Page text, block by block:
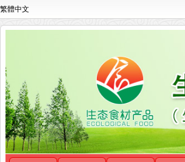
繁體中文